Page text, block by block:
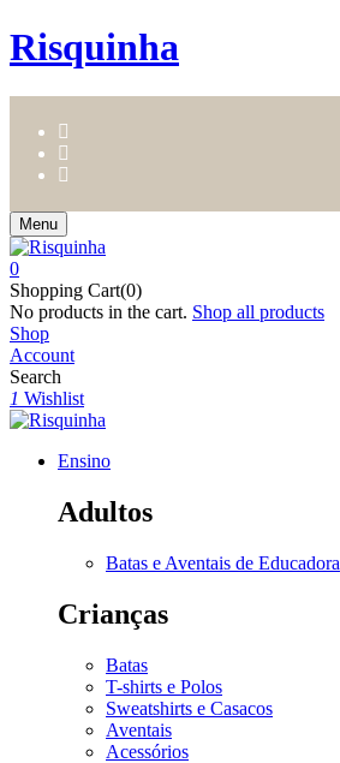
Risquinha
Menu
0
Shopping Cart(0)
No products in the cart. Shop all products
Shop
Account
Search
1 Wishlist
Ensino
Adultos
Batas e Aventais de Educadora
Crianças
Batas
T-shirts e Polos
Sweatshirts e Casacos
Aventais
Acessórios